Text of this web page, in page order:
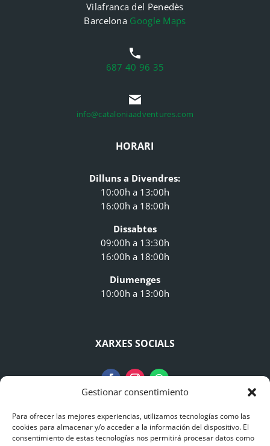
Gestionar consentimiento
Para ofrecer las mejores experiencias, utilizamos tecnologías como las
cookies para almacenar y/o acceder a la información del dispositivo. El
consentimiento de estas tecnologías nos permitirá procesar datos como
Vilafranca del Penedès
Barcelona Google Maps
687 40 96 35
info@cataloniaadventures.com
HORARI
Dilluns a Divendres:
10:00h a 13:00h
16:00h a 18:00h
Dissabtes
09:00h a 13:30h
16:00h a 18:00h
Diumenges
10:00h a 13:00h
XARXES SOCIALS
AVISO LEGAL